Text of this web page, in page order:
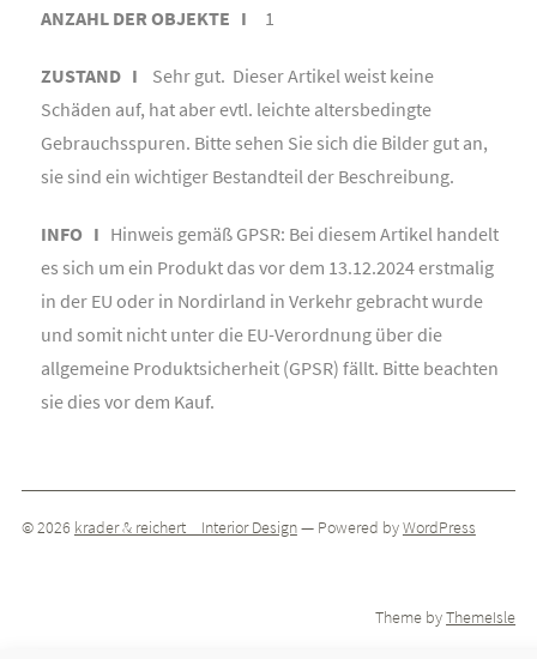
ANZAHL DER OBJEKTE I 1
ZUSTAND I Sehr gut. Dieser Artikel weist keine
Schäden auf, hat aber evtl. leichte altersbedingte
Gebrauchsspuren. Bitte sehen Sie sich die Bilder gut an,
sie sind ein wichtiger Bestandteil der Beschreibung.
INFO I Hinweis gemäß GPSR: Bei diesem Artikel handelt
es sich um ein Produkt das vor dem 13.12.2024 erstmalig
in der EU oder in Nordirland in Verkehr gebracht wurde
und somit nicht unter die EU-Verordnung über die
allgemeine Produktsicherheit (GPSR) fällt. Bitte beachten
sie dies vor dem Kauf.
© 2026 krader & reichert _ Interior Design— Powered byWordPress
Theme byThemeIsle